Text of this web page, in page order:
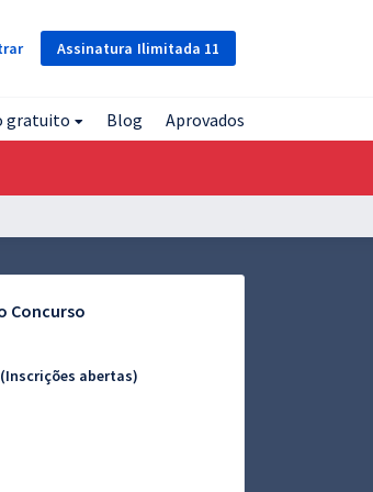
Assinatura Ilimitada 11
gratuito Blog Aprovados
Concurso
abertas)